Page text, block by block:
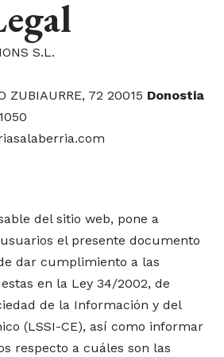
S.L.
ZUBIAURRE, 72 20015 Donostia
del sitio web, pone a
el presente documento
dar cumplimiento a las
en la Ley 34/2002, de
de la Información y del
(LSSI-CE), así como informar
respecto a cuáles son las